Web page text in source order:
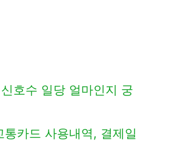
호수 일당 얼마인지 궁
통카드 사용내역, 결제일